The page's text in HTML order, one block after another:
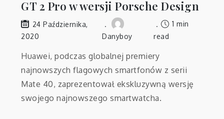
GT 2 Pro w wersji Porsche Design
24 Października,
2020
Danyboy
1 min
read
Huawei, podczas globalnej premiery
najnowszych flagowych smartfonów z serii
Mate 40, zaprezentował ekskluzywną wersję
swojego najnowszego smartwatcha.